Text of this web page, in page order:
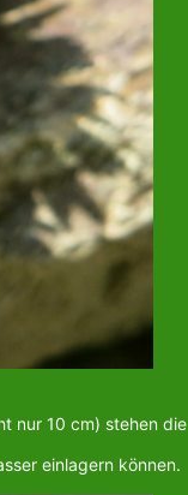
nur 10 cm) stehen die
einlagern können.